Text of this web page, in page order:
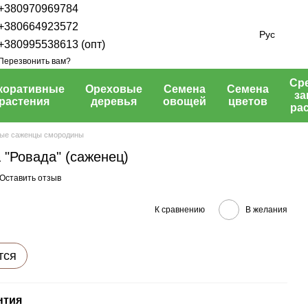
(опт)
вам?
Рус
растения
Ореховые
деревья
Семена
овощей
Семена
цветов
саженцы смородины
(саженец)
Оставить отзыв
К сравнению В желания